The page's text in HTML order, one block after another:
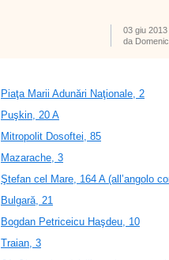
03 giu
da
Piaţa Marii Adunări Naţionale, 2
Puşkin, 20 A
Mitropolit Dosoftei, 85
Mazarache, 3
Ştefan cel Mare, 164 A (all’angolo
Bulgară, 21
Bogdan Petriceicu Haşdeu, 10
Traian, 3